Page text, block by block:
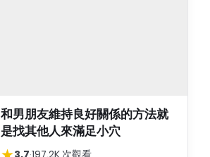
和男朋友維持良好關係的方法就
是找其他人來滿足小穴
3.7·197.2K 次觀看